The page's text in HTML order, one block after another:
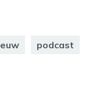
podcast